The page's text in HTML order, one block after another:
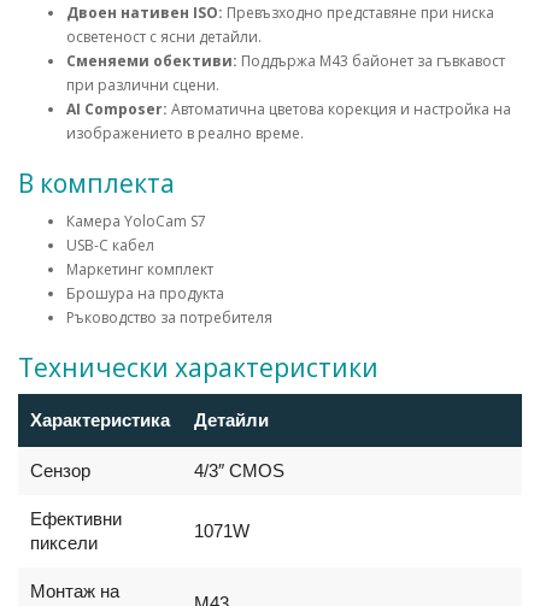
Двоен нативен ISO: Превъзходно представяне при ниска
осветеност с ясни детайли.
Сменяеми обективи: Поддържа M43 байонет за гъвкавост
при различни сцени.
AI Composer: Автоматична цветова корекция и настройка на
изображението в реално време.
В комплекта
Камера YoloCam S7
USB-C кабел
Маркетинг комплект
Брошура на продукта
Ръководство за потребителя
Технически характеристики
Характеристика Детайли
Сензор 4/3″ CMOS
Ефективни
пиксели
1071W
Монтаж на